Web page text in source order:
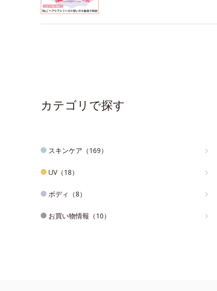
カテゴリで探す
スキンケア（169）
UV（18）
ボディ（8）
お買い物情報（10）